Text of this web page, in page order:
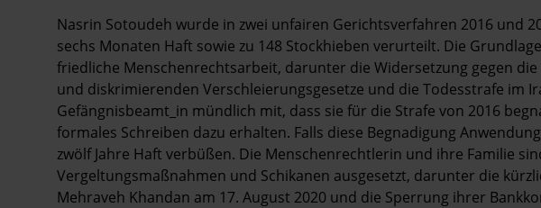
Nasrin Sotoudeh wurde in zwei unfairen Gerichtsverfahren 2016 und
sechs Monaten Haft sowie zu 148 Stockhieben verurteilt. Die
friedliche Menschenrechtsarbeit, darunter die Widersetzung gegen
und diskrimierenden Verschleierungsgesetze und die Todesstrafe im
Gefängnisbeamt_in mündlich mit, dass sie für die Strafe von 2016
formales Schreiben dazu erhalten. Falls diese Begnadigung
zwölf Jahre Haft verbüßen. Die Menschenrechtlerin und ihre Familie
Vergeltungsmaßnahmen und Schikanen ausgesetzt, darunter die
Mehraveh Khandan am 17. August 2020 und die Sperrung ihrer